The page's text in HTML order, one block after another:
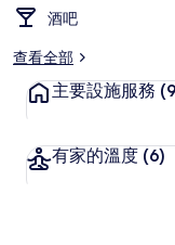
酒吧
查看全部
主要設施服務
有家的溫度 (6)